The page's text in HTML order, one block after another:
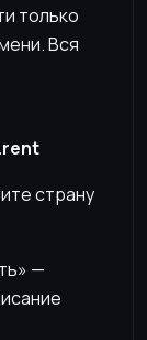
только
Вся
страну
—